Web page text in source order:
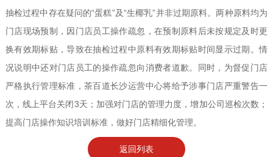
抽检过程中存在疑问的“蛋糕”及“生椰乳”并非过期原料。两种原料均为
门店现场预制，因门店员工操作疏忽，在预制原料后未按规定及时更
换有效期标贴，导致在抽检过程中原料有效期标贴时间显示过期。情
况说明中还对门店员工的操作疏忽向消费者道歉。同时，为督促门店
严格执行管理标准，茶百道长沙运营中心将给予涉事门店严重警告一
次，线上平台关闭3天；加强对门店的管理力度，增加公司巡检次数；
提高门店操作知识培训标准，做好门店精细化管理。
返回列表